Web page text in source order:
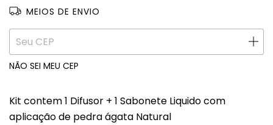
MEIOS DE ENVIO
Entregas para o CEP:
ALTERAR CEP
NÃO SEI MEU CEP
Kit contem 1 Difusor + 1 Sabonete Liquido com
aplicação de pedra ágata Natural